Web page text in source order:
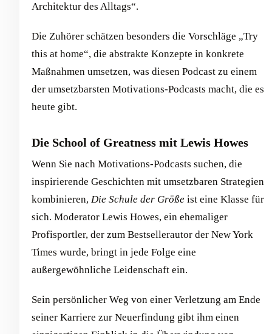
Architektur des Alltags“.
Die Zuhörer schätzen besonders die Vorschläge „Try
this at home“, die abstrakte Konzepte in konkrete
Maßnahmen umsetzen, was diesen Podcast zu einem
der umsetzbarsten Motivations-Podcasts macht, die es
heute gibt.
Die School of Greatness mit Lewis Howes
Wenn Sie nach Motivations-Podcasts suchen, die
inspirierende Geschichten mit umsetzbaren Strategien
kombinieren, Die Schule der Größe ist eine Klasse für
sich. Moderator Lewis Howes, ein ehemaliger
Profisportler, der zum Bestsellerautor der New York
Times wurde, bringt in jede Folge eine
außergewöhnliche Leidenschaft ein.
Sein persönlicher Weg von einer Verletzung am Ende
seiner Karriere zur Neuerfindung gibt ihm einen